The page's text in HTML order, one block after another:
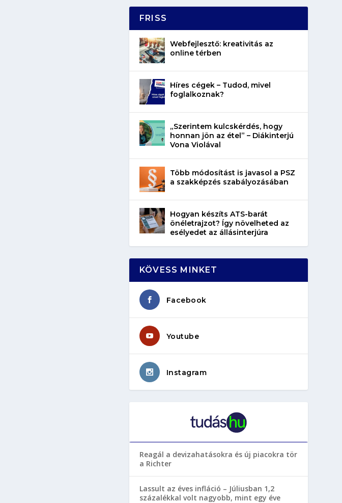
FRISS
Webfejlesztő: kreativitás az
online térben
Híres cégek – Tudod, mivel
foglalkoznak?
„Szerintem kulcskérdés, hogy
honnan jön az étel” – Diákinterjú
Vona Violával
Több módosítást is javasol a PSZ
a szakképzés szabályozásában
Hogyan készíts ATS-barát
önéletrajzot? Így növelheted az
esélyedet az állásinterjúra
KÖVESS MINKET
Facebook
Youtube
Instagram
Reagál a devizahatásokra és új piacokra tör
a Richter
Lassult az éves infláció – Júliusban 1,2
százalékkal volt nagyobb, mint egy éve